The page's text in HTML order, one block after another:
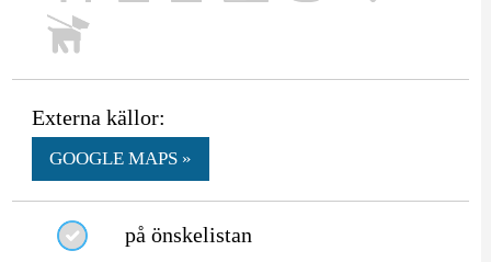
Externa källor:
GOOGLE MAPS »
på önskelistan